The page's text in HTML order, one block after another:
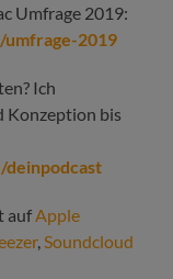
Umfrage 2019:
umfrage-2019
Ich
Konzeption bis
deinpodcast
auf Apple
, Soundcloud